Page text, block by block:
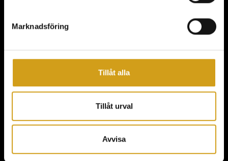
Marknadsföring
Tillåt alla
Tillåt urval
Avvisa
FEST & EVENT
MAT & DRYCK
OM KAIJA
HÅLLBARHET & MILJÖ